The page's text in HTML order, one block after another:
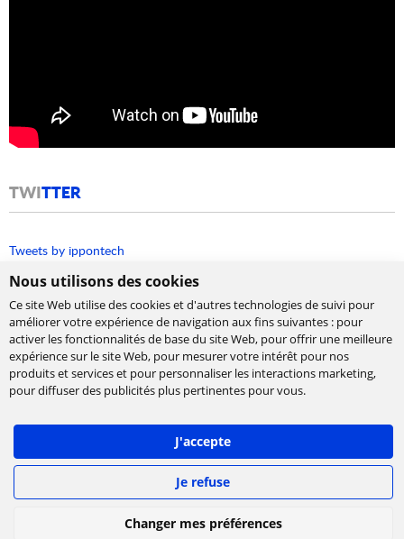
Nous utilisons des cookies
Ce site Web utilise des cookies et d'autres technologies de suivi pour
améliorer votre expérience de navigation aux fins suivantes : pour
activer les fonctionnalités de base du site Web, pour offrir une meilleure
expérience sur le site Web, pour mesurer votre intérêt pour nos
produits et services et pour personnaliser les interactions marketing,
pour diffuser des publicités plus pertinentes pour vous.
J'accepte
Je refuse
Changer mes préférences
TWITTER
Tweets by ippontech
Cabinet de conseil et d’expertises en
Ippon accompagne la transformation numérique
des entreprises, en les aidant à concevoir leur
stratégie et à déployer leur roadmap à l'échelle,
afin de délivrer rapidement la valeur attendue.
réservés.